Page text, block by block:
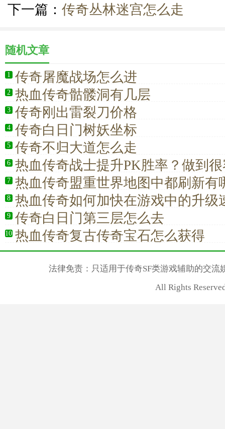
下一篇： 传奇丛林迷宫怎么走
随机文章
1 传奇屠魔战场怎么进
2 热血传奇骷髅洞有几层
3 传奇刚出雷裂刀价格
4 传奇白日门树妖坐标
5 传奇不归大道怎么走
6 热血传奇战士提升PK胜率？做到
7 热血传奇盟重世界地图中都刷新有
8 热血传奇如何加快在游戏中的升级
9 传奇白日门第三层怎么去
10 热血传奇复古传奇宝石怎么获得
法律免责：只适用于传奇SF类游戏辅助的交
All Rights